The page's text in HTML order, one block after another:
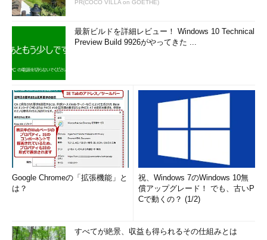
PR(COCO VILLA on GOETHE)
最新ビルドを詳細レビュー！ Windows 10 Technical
Preview Build 9926がやってきた ...
Google Chromeの「拡張機能」と
は？
祝、Windows 7のWindows 10無
償アップグレード！ でも、古いP
Cで動くの？ (1/2)
すべてが絶景、収益も得られるその仕組みとは